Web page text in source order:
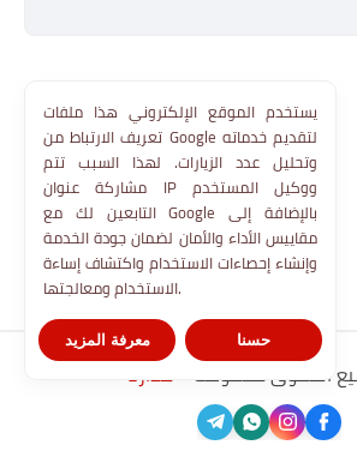
الحقوق محفوظة © مدارنا
يستخدم الموقع الإلكتروني هذا ملفات
تعريف الارتباط من Google لتقديم خدماته
وتحليل عدد الزيارات. لهذا السبب تتم
مشاركة عنوان IP ووكيل المستخدم
التابعين لك مع Google بالإضافة إلى
مقاييس الأداء والأمان لضمان جودة الخدمة
وإنشاء إحصاءات الاستخدام واكتشاف إساءة
الاستخدام ومعالجتها.
معرفة المزيد حسنا